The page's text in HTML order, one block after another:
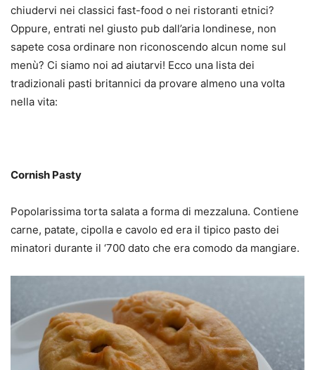
chiudervi nei classici fast-food o nei ristoranti etnici?
Oppure, entrati nel giusto pub dall’aria londinese, non
sapete cosa ordinare non riconoscendo alcun nome sul
menù? Ci siamo noi ad aiutarvi! Ecco una lista dei
tradizionali pasti britannici da provare almeno una volta
nella vita:
Cornish Pasty
Popolarissima torta salata a forma di mezzaluna. Contiene
carne, patate, cipolla e cavolo ed era il tipico pasto dei
minatori durante il ‘700 dato che era comodo da mangiare.